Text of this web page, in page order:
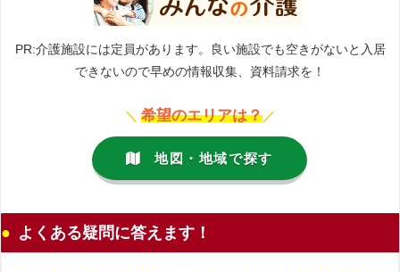
PR:介護施設には定員があります。良い施設でも空きがないと入居
できないので早めの情報収集、資料請求を！
＼ 希望のエリアは？ ／
地図・地域で探す
よくある疑問に答えます！